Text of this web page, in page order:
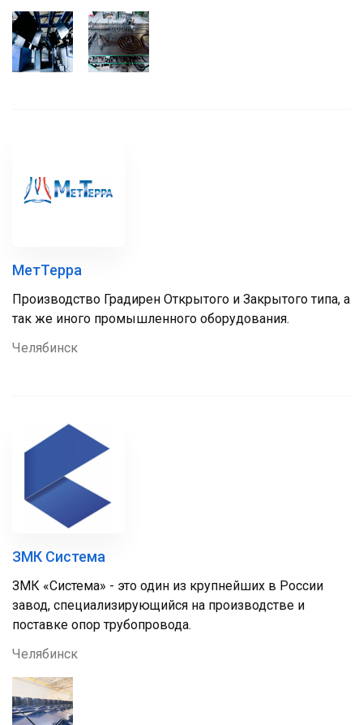
МетТерра
Производство Градирен Открытого и Закрытого типа, а
так же иного промышленного оборудования.
Челябинск
ЗМК Система
ЗМК «Система» - это один из крупнейших в России
завод, специализирующийся на производстве и
поставке опор трубопровода.
Челябинск